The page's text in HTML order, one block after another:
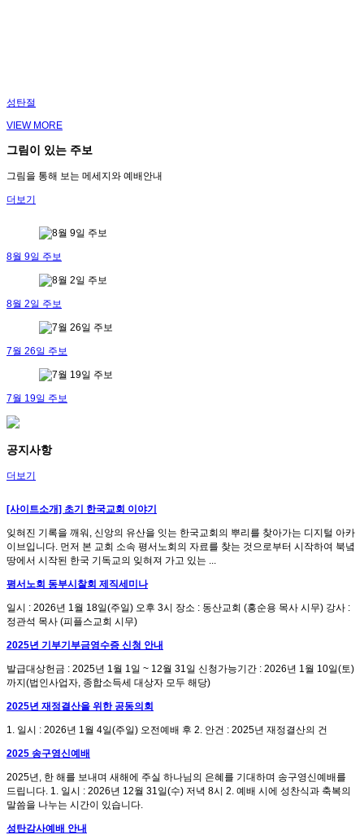
성탄절
VIEW MORE
그림이 있는 주보
그림을 통해 보는 메세지와 예배안내
더보기
8월 9일 주보
8월 2일 주보
7월 26일 주보
7월 19일 주보
공지사항
더보기
[사이트소개] 초기 한국교회 이야기
잊혀진 기록을 깨워, 신앙의 유산을 잇는 한국교회의 뿌리를 찾아가는 디지털 아카
이브입니다. 먼저 본 교회 소속 평서노회의 자료를 찾는 것으로부터 시작하여 북녘
땅에서 시작된 한국 기독교의 잊혀져 가고 있는 ...
평서노회 동부시찰회 제직세미나
일시 : 2026년 1월 18일(주일) 오후 3시 장소 : 동산교회 (홍순용 목사 시무) 강사 :
정관석 목사 (피플스교회 시무)
2025년 기부기부금영수증 신청 안내
발급대상헌금 : 2025년 1월 1일 ~ 12월 31일 신청가능기간 : 2026년 1월 10일(토)
까지(법인사업자, 종합소득세 대상자 모두 해당)
2025년 재정결산을 위한 공동의회
1. 일시 : 2026년 1월 4일(주일) 오전예배 후 2. 안건 : 2025년 재정결산의 건
2025 송구영신예배
2025년, 한 해를 보내며 새해에 주실 하나님의 은혜를 기대하며 송구영신예배를
드립니다. 1. 일시 : 2026년 12월 31일(수) 저녁 8시 2. 예배 시에 성찬식과 축복의
말씀을 나누는 시간이 있습니다.
성탄감사예배 안내